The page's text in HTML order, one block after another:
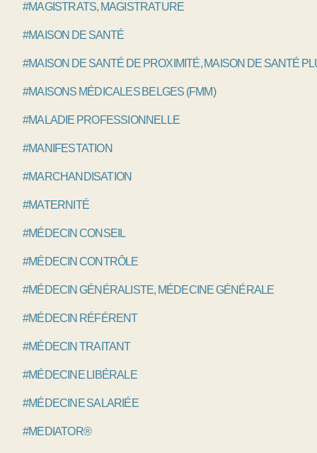
#MAGISTRATS, MAGISTRATURE
#MAISON DE SANTÉ
#MAISON DE SANTÉ DE PROXIMITÉ, MAISON DE SANTÉ
#MAISONS MÉDICALES BELGES (FMM)
#MALADIE PROFESSIONNELLE
#MANIFESTATION
#MARCHANDISATION
#MATERNITÉ
#MÉDECIN CONSEIL
#MÉDECIN CONTRÔLE
#MÉDECIN GÉNÉRALISTE, MÉDECINE GÉNÉRALE
#MÉDECIN RÉFÉRENT
#MÉDECIN TRAITANT
#MÉDECINE LIBÉRALE
#MÉDECINE SALARIÉE
#MEDIATOR®